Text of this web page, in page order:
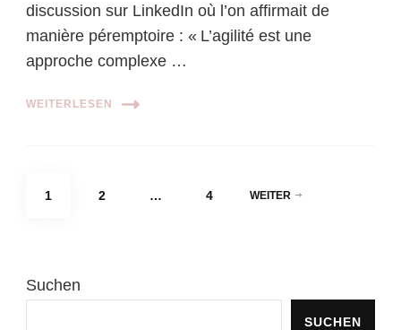
discussion sur LinkedIn où l’on affirmait de
manière péremptoire : « L’agilité est une
approche complexe …
WEITERLESEN
Seitennummerierung
SEITE
1 SEITE
2 … SEITE
4 WEITER
Suchen
SUCHEN